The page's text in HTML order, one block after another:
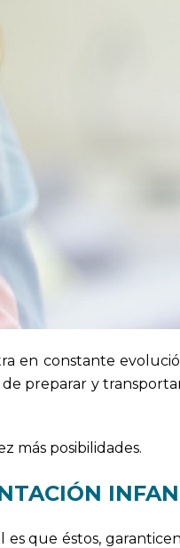
en constante
de preparar y
más posibilidades.
que éstos,